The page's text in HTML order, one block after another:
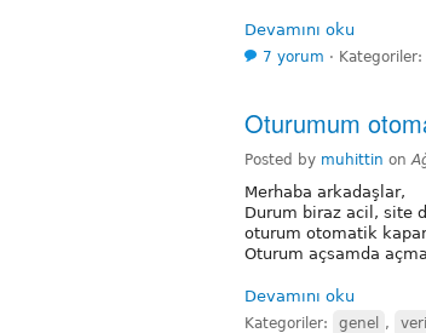
Devamını oku
7 yorum ⋅ Kategoriler:
Oturumum
Posted by muhittin on
Merhaba arkadaşlar,
Durum biraz acil, site
oturum otomatik
Oturum açsamda
Devamını oku
Kategoriler: genel ,